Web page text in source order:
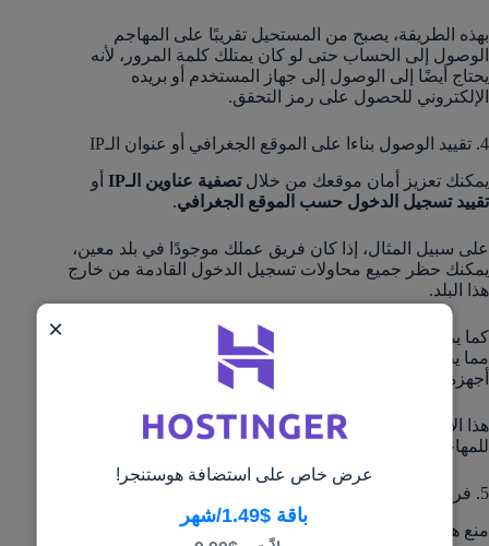
بهذه الطريقة، يصبح من المستحيل تقريبًا على المهاجم
الوصول إلى الحساب حتى لو كان يمتلك كلمة المرور، لأنه
يحتاج أيضًا إلى الوصول إلى جهاز المستخدم أو بريده
الإلكتروني للحصول على رمز التحقق.
4. تقييد الوصول بناءا على الموقع الجغرافي أو عنوان الـIP
يمكنك تعزيز أمان موقعك من خلالتصفية عناوين الـIP
أو
تقييد تسجيل الدخول حسب الموقع الجغرافي.
على سبيل المثال، إذا كان فريق عملك موجودًا في بلد معين،
يمكنك حظر جميع محاولات تسجيل الدخول القادمة من خارج
هذا البلد.
مما يضمن أن عمليات تسجيل الدخول يمكن أن تتم فقط من
أجهزة وأماكن محددة.
هذا الإجراء يجعل تنفيذ هجوم القوة الغاشمة أصعب بكثير
للمهاجمين البعيدين جغرافيًا عن بيئة عملك.
5. فرض كلمات مرور قوية وسياسات أمان
منع هجمات القوة الغاشمة يبدأ من الأساس، وهو
×
عرض خاص على استضافة هوستنجر!
باقة $1.49/شهر